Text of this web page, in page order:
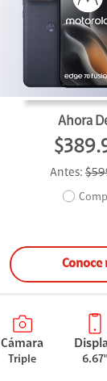
Ahora
Antes:
Conoce
Cámara
Triple 6.67"